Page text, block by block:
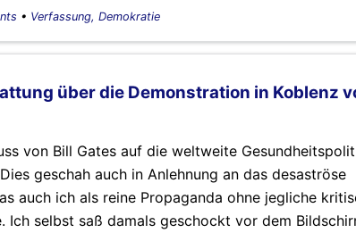
• Verfassung, Demokratie
über die Demonstration in Koblenz
von Bill Gates auf die weltweite
geschah auch in Anlehnung an das desaströse
auch ich als reine Propaganda ohne jegliche
selbst saß damals geschockt vor dem